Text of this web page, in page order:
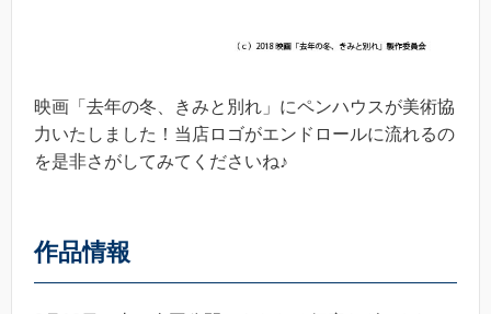
映画「去年の冬、きみと別れ」にペンハウスが美術協
力いたしました！当店ロゴがエンドロールに流れるの
を是非さがしてみてくださいね♪
作品情報